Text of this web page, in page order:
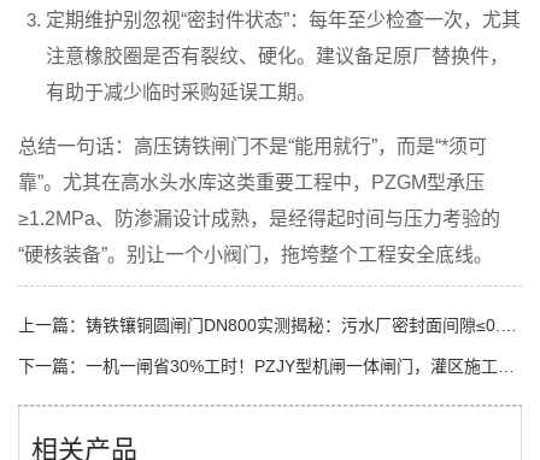
定期维护别忽视“密封件状态”：每年至少检查一次，尤其
注意橡胶圈是否有裂纹、硬化。建议备足原厂替换件，
有助于减少临时采购延误工期。
总结一句话： 高压铸铁闸门不是“能用就行”，而是“*须可
靠”。尤其在高水头水库这类重要工程中，
PZGM型承压
≥1.2MPa、防渗漏设计成熟，是经得起时间与压力考验的
“硬核装备”。别让一个小阀门，拖垮整个工程安全底线。
上一篇： 铸铁镶铜圆闸门DN800实测揭秘：污水厂密封面间隙≤0.1mm，这3个细节影响寿命！
下一篇： 一机一闸省30%工时！PZJY型机闸一体闸门，灌区施工效率革命
相关产品